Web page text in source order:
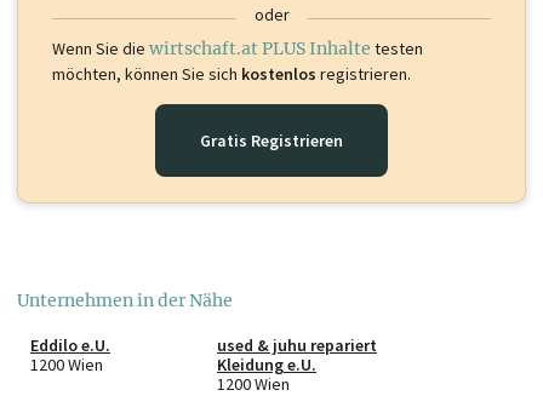
oder
Wenn Sie die wirtschaft.at PLUS Inhalte testen
möchten, können Sie sich kostenlos registrieren.
Gratis Registrieren
Unternehmen in der Nähe
Eddilo e.U.
1200 Wien
used & juhu repariert
Kleidung e.U.
1200 Wien